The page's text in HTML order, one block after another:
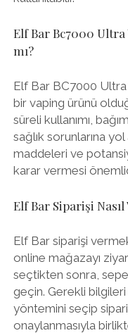
Elf Bar Bc7000 Ultra
mı?
Elf Bar BC7000
bir vaping ürünü
süreli kullanımı,
sağlık sorunlarına yol
maddeleri ve
karar vermesi
Elf Bar Siparişi
Elf Bar siparişi
online mağazayı
seçtikten sonra,
geçin. Gerekli
yöntemini seçip
onaylanmasıyla